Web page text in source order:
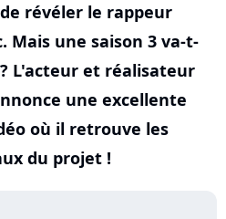
révéler le rappeur
Mais une saison 3 va-t-
L'acteur et réalisateur
une excellente
où il retrouve les
du projet !